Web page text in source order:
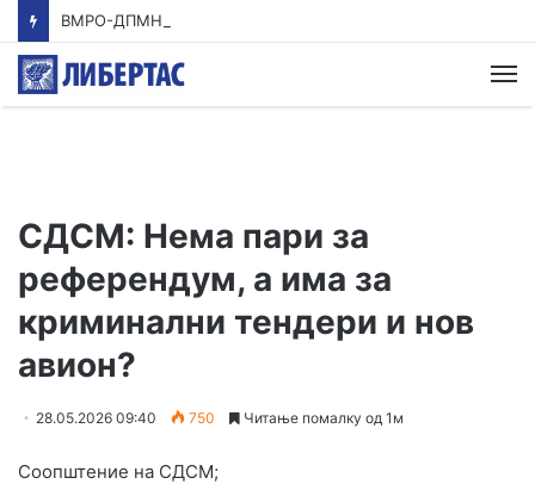
СДСМ: Нема пари за
референдум, а има за
криминални тендери и нов
авион?
28.05.2026 09:40 750 Читање помалку од 1м
Соопштение на СДСМ;